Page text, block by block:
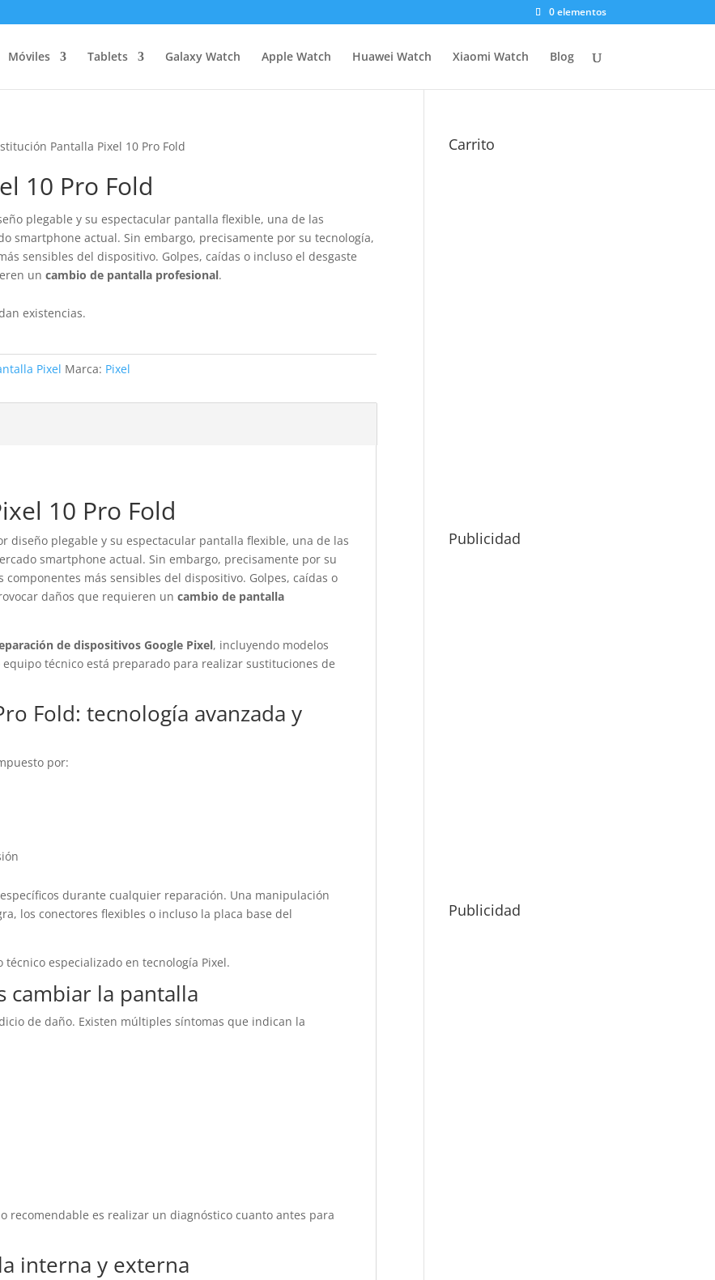
0 elementos
Móviles Tablets Galaxy Watch Apple Watch Huawei Watch Xiaomi Watch Blog
Pantalla Pixel 10 Pro Fold
10 Pro Fold
plegable y su espectacular pantalla flexible, una de las
smartphone actual. Sin embargo, precisamente por su tecnología,
sensibles del dispositivo. Golpes, caídas o incluso el desgaste
uncambio de pantalla profesional.
existencias.
Pixel Marca: Pixel
10 Pro Fold
diseño plegable y su espectacular pantalla flexible, una de las
smartphone actual. Sin embargo, precisamente por su
más sensibles del dispositivo. Golpes, caídas o
daños que requieren uncambio de pantalla
de dispositivos Google Pixel, incluyendo modelos
equipo técnico está preparado para realizar sustituciones de
Fold: tecnología avanzada y
por:
durante cualquier reparación. Una manipulación
los conectores flexibles o incluso la placa base del
especializado en tecnología Pixel.
cambiar la pantalla
de daño. Existen múltiples síntomas que indican la
recomendable es realizar un diagnóstico cuanto antes para
interna y externa
Carrito
Publicidad
Publicidad